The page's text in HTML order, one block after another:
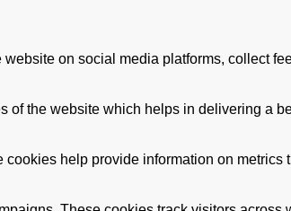
on social media platforms, collect
the website which helps in delivering a
help provide information on metrics